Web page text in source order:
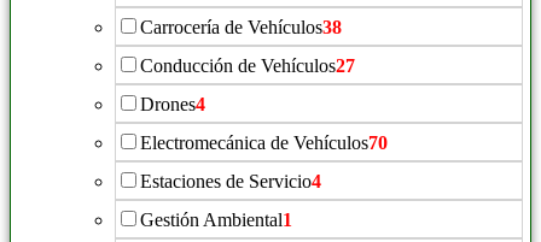
Carrocería de Vehículos38
Conducción de Vehículos27
Drones4
Electromecánica de Vehículos70
Estaciones de Servicio4
Gestión Ambiental1